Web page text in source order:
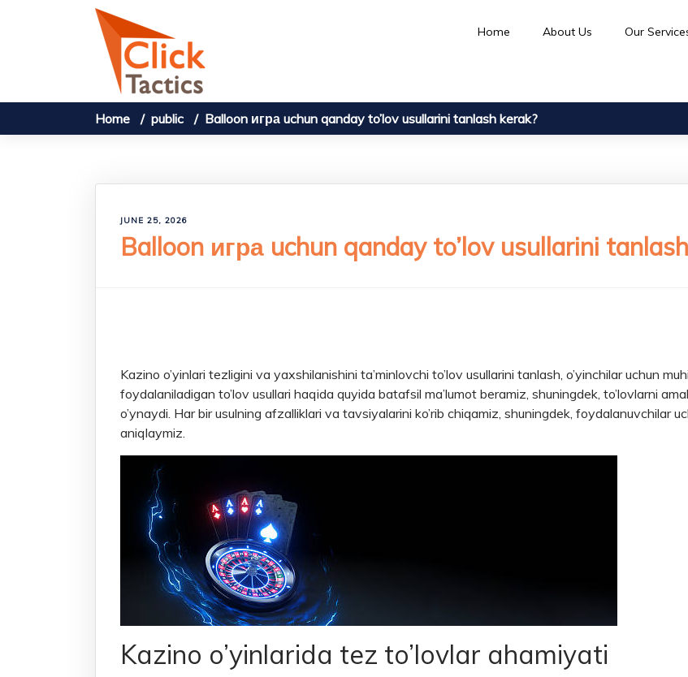
Home About Us Our
Home public Balloon игра uchun qanday to’lov usullarini tanlash kerak?
JUNE 25, 2026
Balloon игра uchun qanday to’lov usullarini
Kazino o’yinlari tezligini va yaxshilanishini ta’minlovchi to’lov usullarini tanlash, o’yinchilar uchun
foydalaniladigan to’lov usullari haqida quyida batafsil ma’lumot beramiz, shuningdek, to’lovlarni
o’ynaydi. Har bir usulning afzalliklari va tavsiyalarini ko’rib chiqamiz, shuningdek, foydalanuvchilar
aniqlaymiz.
Kazino o’yinlarida tez to’lovlar ahamiyati